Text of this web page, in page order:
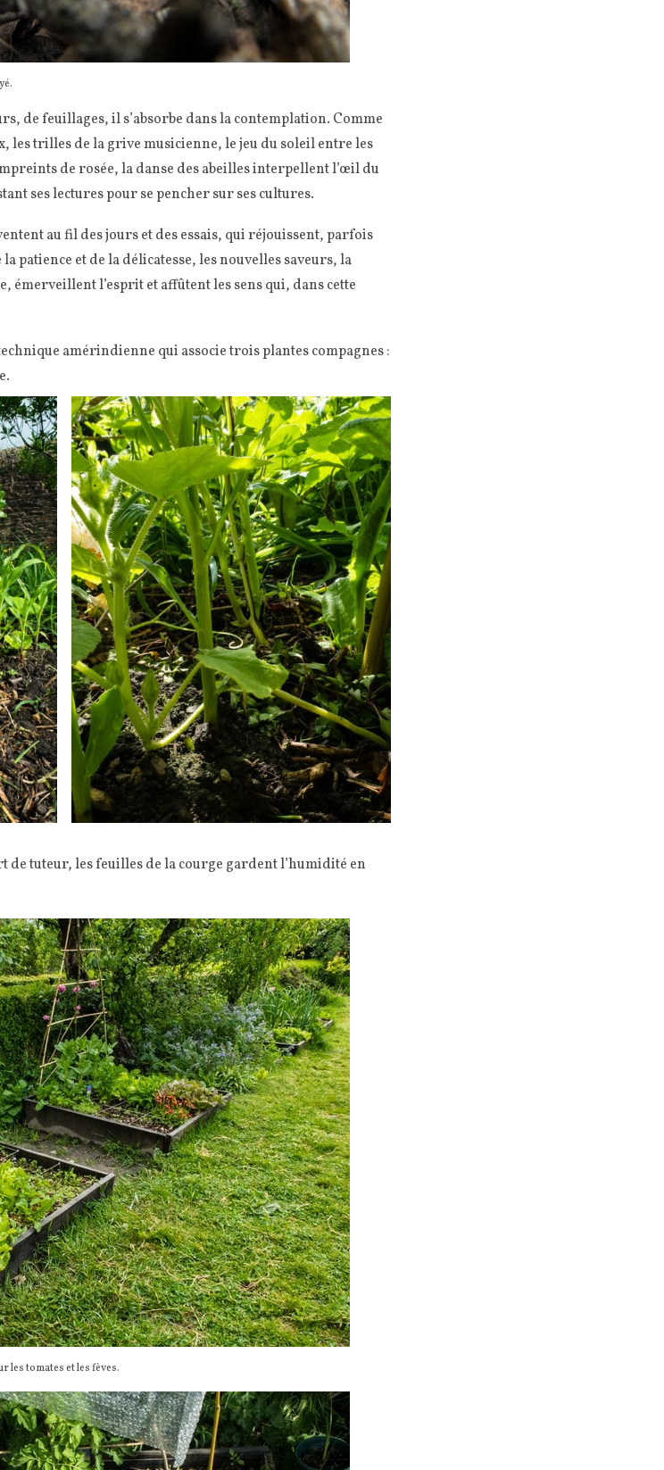
de feuillages, il s’absorbe dans la contemplation. Comme
les trilles de la grive musicienne, le jeu du soleil entre les
de rosée, la danse des abeilles interpellent l’œil du
ses lectures pour se pencher sur ses cultures.
au fil des jours et des essais, qui réjouissent, parfois
patience et de la délicatesse, les nouvelles saveurs, la
l’esprit et affûtent les sens qui, dans cette
amérindienne qui associe trois plantes compagnes :
de tuteur, les feuilles de la courge gardent l’humidité en
les tomates et les fèves.